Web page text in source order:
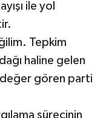
ile yol
Tepkim
haline gelen
gören parti
sürecinin